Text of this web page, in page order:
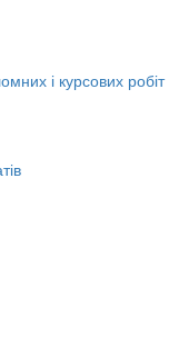
і курсових робіт